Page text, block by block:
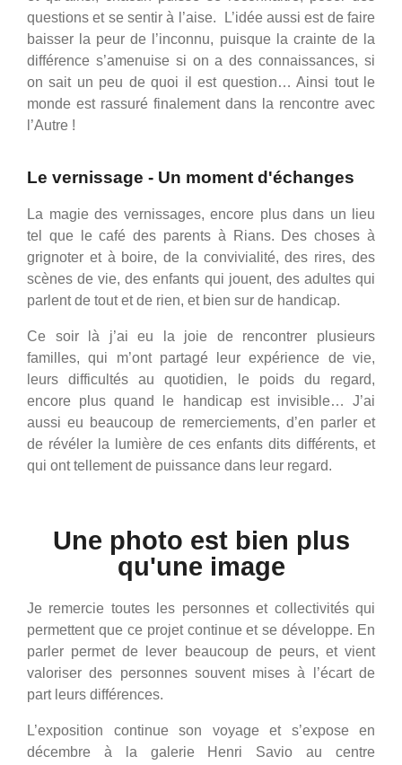
questions et se sentir à l’aise. L’idée aussi est de faire
baisser la peur de l’inconnu, puisque la crainte de la
différence s’amenuise si on a des connaissances, si
on sait un peu de quoi il est question… Ainsi tout le
monde est rassuré finalement dans la rencontre avec
l’Autre !
Le vernissage - Un moment d'échanges
La magie des vernissages, encore plus dans un lieu
tel que le café des parents à Rians. Des choses à
grignoter et à boire, de la convivialité, des rires, des
scènes de vie, des enfants qui jouent, des adultes qui
parlent de tout et de rien, et bien sur de handicap.
Ce soir là j’ai eu la joie de rencontrer plusieurs
familles, qui m’ont partagé leur expérience de vie,
leurs difficultés au quotidien, le poids du regard,
encore plus quand le handicap est invisible… J’ai
aussi eu beaucoup de remerciements, d’en parler et
de révéler la lumière de ces enfants dits différents, et
qui ont tellement de puissance dans leur regard.
Une photo est bien plus
qu'une image
Je remercie toutes les personnes et collectivités qui
permettent que ce projet continue et se développe. En
parler permet de lever beaucoup de peurs, et vient
valoriser des personnes souvent mises à l’écart de
part leurs différences.
L’exposition continue son voyage et s’expose en
décembre à la galerie Henri Savio au centre